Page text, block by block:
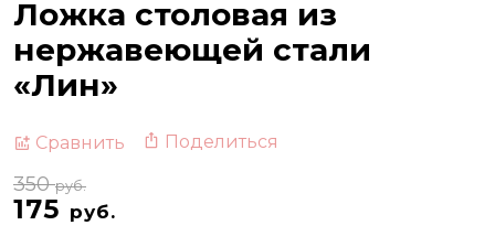
Ложка столовая из
нержавеющей стали
«Лин»
Сравнить Поделиться
175 руб.
350руб.